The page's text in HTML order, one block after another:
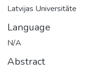
Latvijas Universitāte
Language
N/A
Abstract